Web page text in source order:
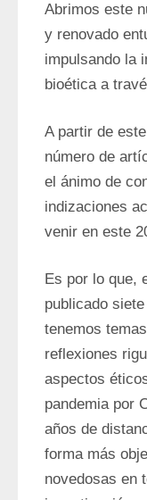
Abrimos este
y renovado
impulsando la
bioética a
A partir de
número de
el ánimo de
indizaciones
venir en este
Es por lo que,
publicado
tenemos
reflexiones
aspectos
pandemia por
años de
forma más
novedosas en